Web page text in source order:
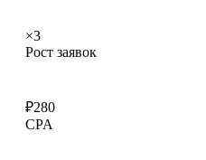
×3
Рост заявок
₽280
CPA